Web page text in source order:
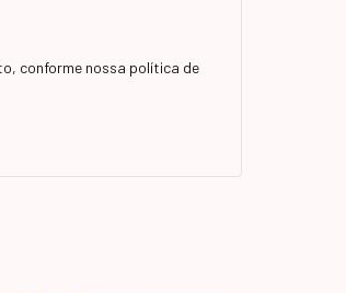
conforme nossa política de